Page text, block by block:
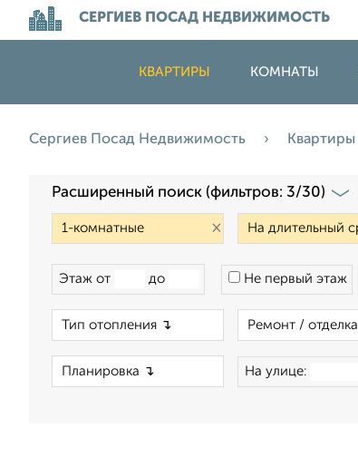
СЕРГИЕВ ПОСАД НЕДВИЖИМОСТЬ
КВАРТИРЫ КОМНАТЫ
Сергиев Посад Недвижимость Квартиры
Расширенный поиск (фильтров: 3/30)
×
Этаж от до Не первый этаж
На улице: